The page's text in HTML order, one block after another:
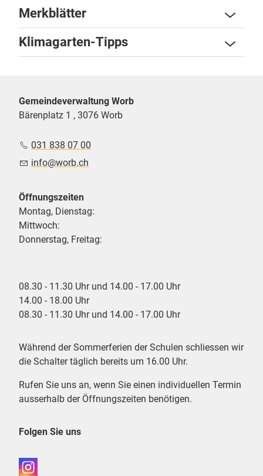
Merkblätter
Klimagarten-Tipps
Gemeindeverwaltung Worb
Bärenplatz 1 , 3076 Worb
031 838 07 00
nf
w rb ch
Öffnungszeiten
Montag, Dienstag:
Mittwoch:
Donnerstag, Freitag:
08.30 - 11.30 Uhr und 14.00 - 17.00 Uhr
14.00 - 18.00 Uhr
08.30 - 11.30 Uhr und 14.00 - 17.00 Uhr
Während der Sommerferien der Schulen schliessen wir
die Schalter täglich bereits um 16.00 Uhr.
Rufen Sie uns an, wenn Sie einen individuellen Termin
ausserhalb der Öffnungszeiten benötigen.
Folgen Sie uns